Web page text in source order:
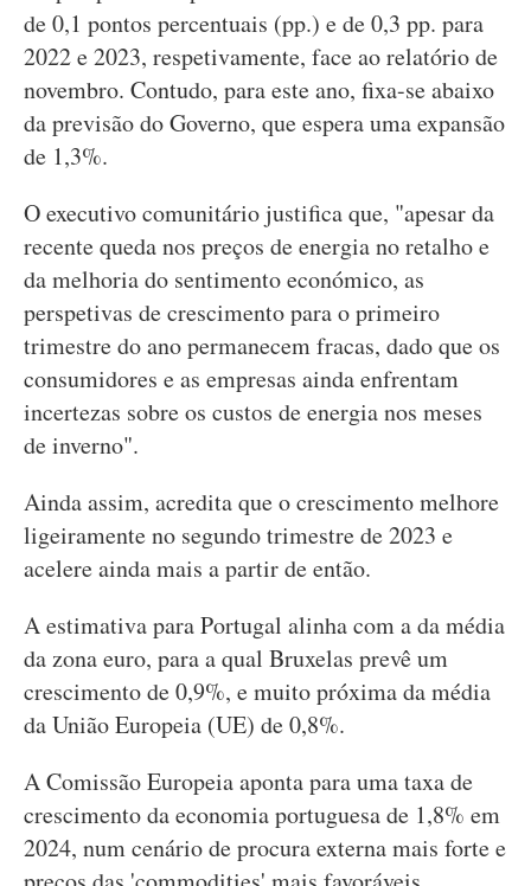
de 0,1 pontos percentuais (pp.) e de 0,3 pp. para
2022 e 2023, respetivamente, face ao relatório de
novembro. Contudo, para este ano, fixa-se abaixo
da previsão do Governo, que espera uma expansão
de 1,3%.
O executivo comunitário justifica que, "apesar da
recente queda nos preços de energia no retalho e
da melhoria do sentimento económico, as
perspetivas de crescimento para o primeiro
trimestre do ano permanecem fracas, dado que os
consumidores e as empresas ainda enfrentam
incertezas sobre os custos de energia nos meses
de inverno".
Ainda assim, acredita que o crescimento melhore
ligeiramente no segundo trimestre de 2023 e
acelere ainda mais a partir de então.
A estimativa para Portugal alinha com a da média
da zona euro, para a qual Bruxelas prevê um
crescimento de 0,9%, e muito próxima da média
da União Europeia (UE) de 0,8%.
A Comissão Europeia aponta para uma taxa de
crescimento da economia portuguesa de 1,8% em
2024, num cenário de procura externa mais forte e